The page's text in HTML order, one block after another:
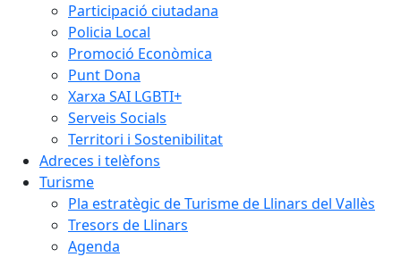
Participació ciutadana
Policia Local
Promoció Econòmica
Punt Dona
Xarxa SAI LGBTI+
Serveis Socials
Territori i Sostenibilitat
Adreces i telèfons
Turisme
Pla estratègic de Turisme de Llinars del Vallès
Tresors de Llinars
Agenda